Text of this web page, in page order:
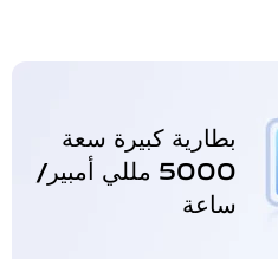
بطارية كبيرة سعة
5000 مللي أمبير/
ساعة